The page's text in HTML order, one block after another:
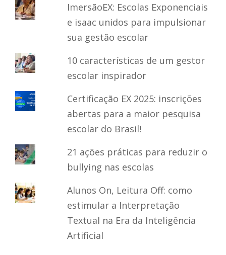
ImersãoEX: Escolas Exponenciais
e isaac unidos para impulsionar
sua gestão escolar
10 características de um gestor
escolar inspirador
Certificação EX 2025: inscrições
abertas para a maior pesquisa
escolar do Brasil!
21 ações práticas para reduzir o
bullying nas escolas
Alunos On, Leitura Off: como
estimular a Interpretação
Textual na Era da Inteligência
Artificial